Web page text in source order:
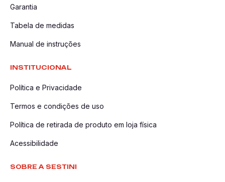
Garantia
Tabela de medidas
Manual de instruções
INSTITUCIONAL
Política e Privacidade
Termos e condições de uso
Política de retirada de produto em loja física
Acessibilidade
SOBRE A SESTINI